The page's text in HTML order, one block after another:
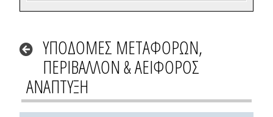
ΥΠΟΔΟΜΕΣ ΜΕΤΑΦΟΡΩΝ,
ΠΕΡΙΒΑΛΛΟΝ & ΑΕΙΦΟΡΟΣ
ΑΝΑΠΤΥΞΗ